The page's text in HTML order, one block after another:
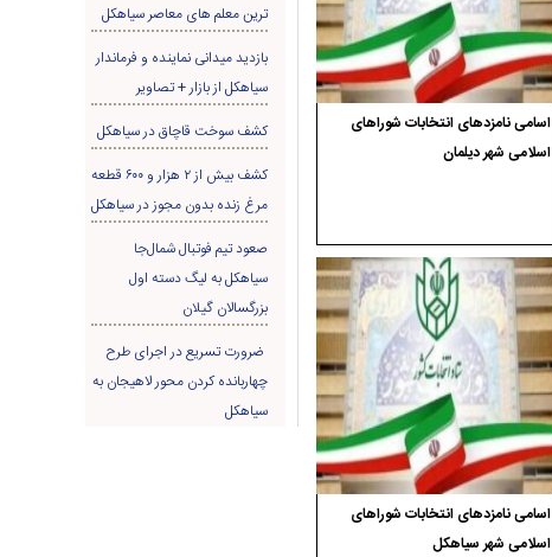
اسامی نامزدهای انتخابات شوراهای
اسلامی شهر دیلمان
اسامی نامزدهای انتخابات شوراهای
اسلامی شهر سیاهکل
ترین معلم های معاصر سیاهکل
بازدید میدانی نماینده و فرماندار
سیاهکل از بازار + تصاویر
کشف سوخت قاچاق در سياهکل
کشف بیش از ۲ هزار و ۶۰۰ قطعه
مرغ زنده بدون مجوز در سیاهکل
صعود تیم فوتبال شمال‌جا‌
سیاهکل به لیگ دسته اول
بزرگسالان گیلان
ضرورت تسریع در اجرای طرح
چهاربانده کردن محور لاهیجان به
سیاهکل